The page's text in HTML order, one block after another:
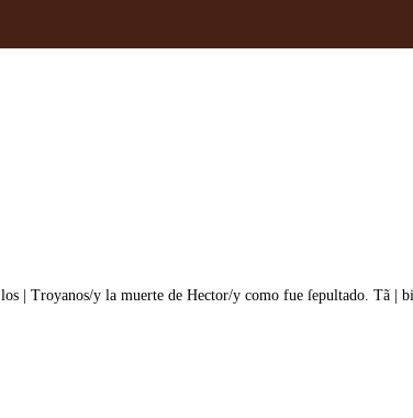
| Troyanos/y la muerte de Hector/y como fue ſepultado. Tã |